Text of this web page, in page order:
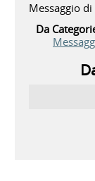
Messaggio
Da